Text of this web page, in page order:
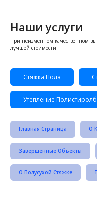
Наши услуги
При неизменном качественном
лучшей стоимости!
Стяжка Пола
Утепление
Главная Страница О
Завершенные Объекты
О Полусухой Стяжке